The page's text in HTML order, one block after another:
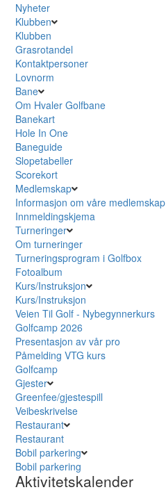
Nyheter
Klubben
Klubben
Grasrotandel
Kontaktpersoner
Lovnorm
Bane
Om Hvaler Golfbane
Banekart
Hole In One
Baneguide
Slopetabeller
Scorekort
Medlemskap
Informasjon om våre medlemskap
Innmeldingskjema
Turneringer
Om turneringer
Turneringsprogram i Golfbox
Fotoalbum
Kurs/Instruksjon
Kurs/Instruksjon
Veien Til Golf - Nybegynnerkurs
Golfcamp 2026
Presentasjon av vår pro
Påmelding VTG kurs
Golfcamp
Gjester
Greenfee/gjestespill
Veibeskrivelse
Restaurant
Restaurant
Bobil parkering
Bobil parkering
Aktivitetskalender